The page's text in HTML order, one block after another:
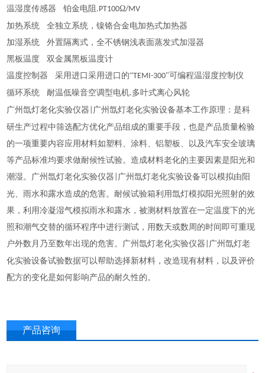
温湿度传感器
铂金电阻 .PT100Ω/MV
加热系统
全独立系统，镍铬合金电加热式加热器
加湿系统
外置隔离式，全不锈钢浅表面蒸发式加湿器
黑板温度
双金属黑板温度计
温度控制器
采用进口采用进口的“TEMI-300"可编程温湿度控制仪
循环系统
耐温低噪音空调型电机.多叶式离心风轮
广州氙灯老化实验仪器 |广州氙灯老化实验设备基本工作原理：是科
研生产过程中筛选配方优化产品组成的重要手段，也是产品质量检验
的一项重要内容应用材料如塑料、涂料、铝塑板、以及汽车安全玻璃
等产品标准均要求做耐候性试验。造成材料老化的主要因素是阳光和
潮湿。广州氙灯老化实验仪器 |广州氙灯老化实验设备可以模拟由阳
光、雨水和露水造成的危害。耐候试验箱利用氙灯模拟阳光照射的效
果，利用冷凝湿气模拟雨水和露水，被测材料放置在一定温度下的光
照和潮气交替的循环程序中进行测试，用数天或数周的时间即可重现
户外数月乃至数年出现的危害。广州氙灯老化实验仪器 |广州氙灯老
化实验设备试验数据可以帮助选择新材料，改造现有材料，以及评价
配方的变化是如何影响产品的耐久性的。
产品咨询